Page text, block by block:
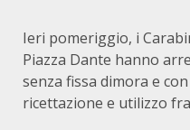
Ieri pomeriggio, i
Piazza Dante hanno
senza fissa dimora e
ricettazione e utilizzo